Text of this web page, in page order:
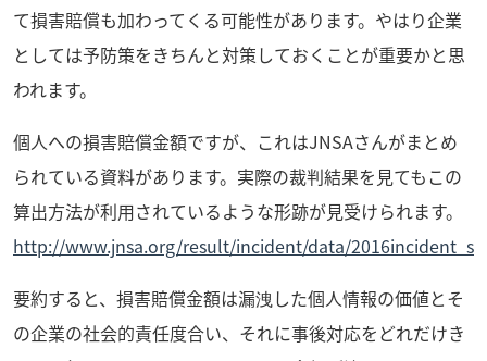
て損害賠償も加わってくる可能性があります。やはり企業
としては予防策をきちんと対策しておくことが重要かと思
われます。
個人への損害賠償金額ですが、これはJNSAさんがまとめ
られている資料があります。実際の裁判結果を見てもこの
算出方法が利用されているような形跡が見受けられます。
http://www.jnsa.org/result/incident/data/
要約すると、損害賠償金額は漏洩した個人情報の価値とそ
の企業の社会的責任度合い、それに事後対応をどれだけき